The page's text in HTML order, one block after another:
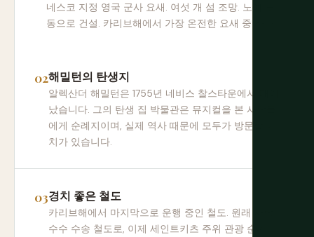
네스코 지정 영국 군사 요새. 여섯 개 섬 조망. 노예 노
동으로 건설. 카리브해에서 가장 온전한 요새 중 하나.
해밀턴의 탄생지
알렉산더 해밀턴은 1755년 네비스 찰스타운에서 태어
났습니다. 그의 탄생 집 박물관은 뮤지컬을 본 사람들
에게 순례지이며, 실제 역사 때문에 모두가 방문할 가
치가 있습니다.
경치 좋은 철도
카리브해에서 마지막으로 운행 중인 철도. 원래 사탕
수수 수송 철도로, 이제 세인트키츠 주위 관광 순환으